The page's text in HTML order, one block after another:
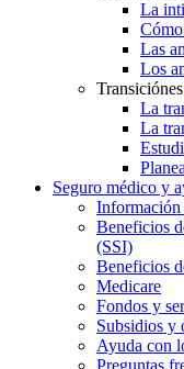
La
Las
Los
Transiciónes
La
La
Seguro médico y
Información
Beneficios
(SSI)
Beneficios
Medicare
Fondos y
Subsidios y
Ayuda con
Preguntas